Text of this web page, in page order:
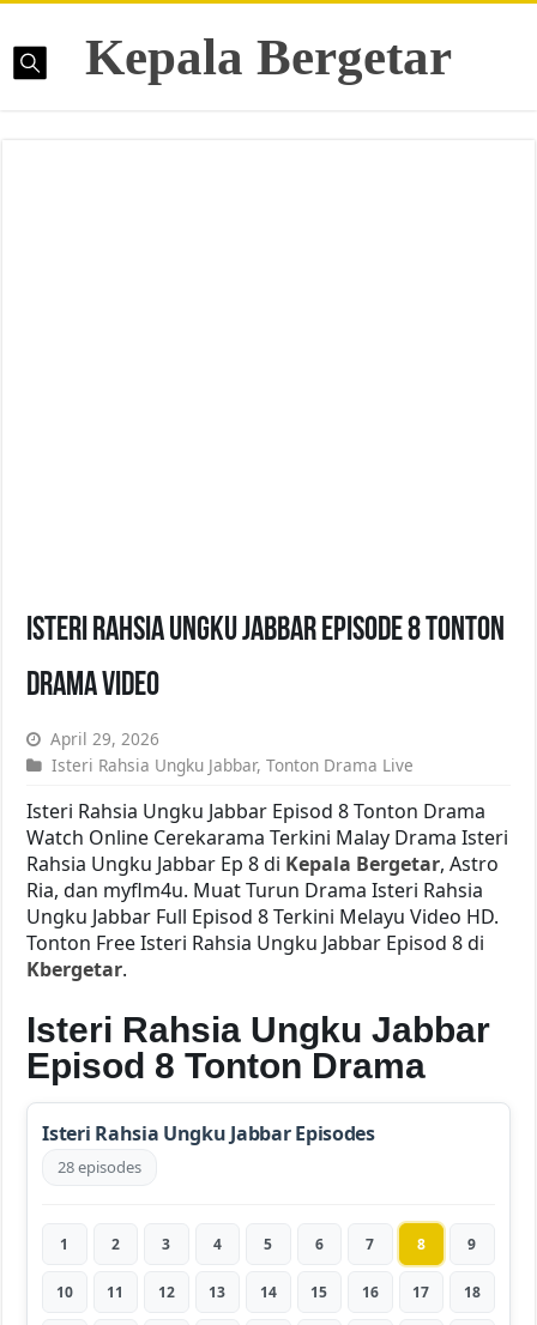
Kepala Bergetar
Isteri Rahsia Ungku Jabbar Episode 8 Tonton
Drama Video
April 29, 2026
Isteri Rahsia Ungku Jabbar,Tonton Drama Live
Isteri Rahsia Ungku Jabbar Episod 8 Tonton Drama
Watch Online Cerekarama Terkini Malay Drama Isteri
Rahsia Ungku Jabbar Ep 8 di Kepala Bergetar, Astro
Ria, dan myflm4u. Muat Turun Drama Isteri Rahsia
Ungku Jabbar Full Episod 8 Terkini Melayu Video HD.
Tonton Free Isteri Rahsia Ungku Jabbar Episod 8 di
Kbergetar.
Isteri Rahsia Ungku Jabbar
Episod 8 Tonton Drama
Isteri Rahsia Ungku Jabbar Episodes
28 episodes
1 2 3 4 5 6 7 8 9
10 11 12 13 14 15 16 17 18